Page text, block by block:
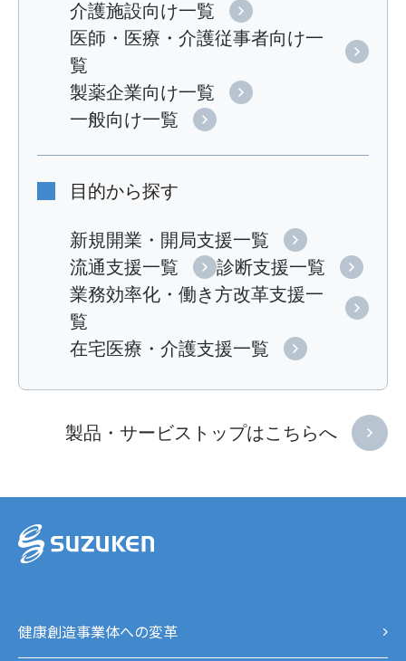
介護施設向け一覧
医師・医療・介護従事者向け一
覧
製薬企業向け一覧
一般向け一覧
目的から探す
新規開業・開局支援一覧
流通支援一覧
診断支援一覧
業務効率化・働き方改革支援一
覧
在宅医療・介護支援一覧
製品・サービストップはこちらへ
健康創造事業体への変革